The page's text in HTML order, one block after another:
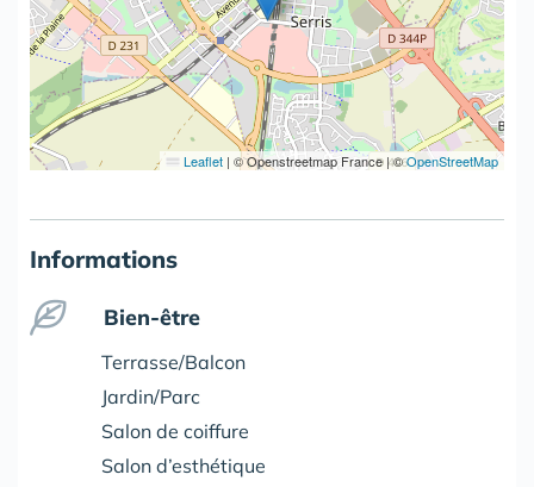
Leaflet | © Openstreetmap France | ©OpenStreetMap
Informations
Bien-être
Terrasse/Balcon
Jardin/Parc
Salon de coiffure
Salon d’esthétique